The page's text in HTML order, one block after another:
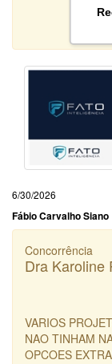
6/30/2026
Fábio Carvalho Siano
Concorrência
Dra Karoline
VARIOS
NAO TINHAM
OPCOES